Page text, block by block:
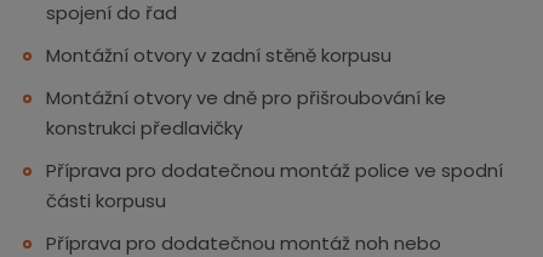
spojení do řad
Montážní otvory v zadní stěně korpusu
Montážní otvory ve dně pro přišroubování ke
konstrukci předlavičky
Příprava pro dodatečnou montáž police ve spodní
části korpusu
Příprava pro dodatečnou montáž noh nebo